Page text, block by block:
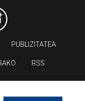
PUBLIZITATEA
RSS